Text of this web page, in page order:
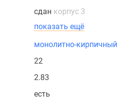
сдан корпус 3
показать ещё
монолитно-кирпичный
22
2.83
есть